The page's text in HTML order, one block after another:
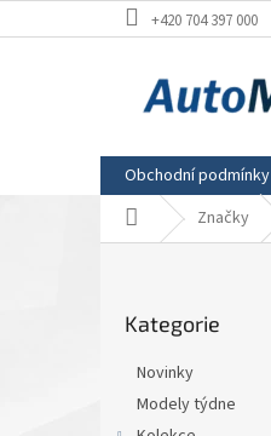
na
+420 704 397 000
Obchodní podmínky
Domů Značky
kategorie
Kategorie
Novinky
Modely týdne